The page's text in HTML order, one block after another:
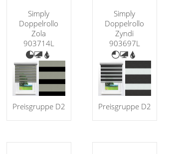
Simply
Doppelrollo
Zola
903714L
Preisgruppe D2
Simply
Doppelrollo
Zyndi
903697L
Preisgruppe D2